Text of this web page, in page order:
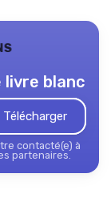
blanc
contacté(e) à
partenaires.